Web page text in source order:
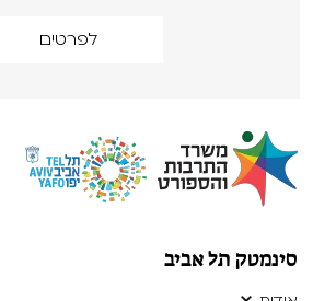
לפרטים
סינמטק תל אביב